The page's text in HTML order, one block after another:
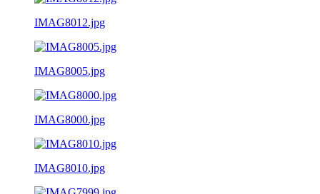
IMAG8012.jpg
IMAG8005.jpg
IMAG8000.jpg
IMAG8010.jpg